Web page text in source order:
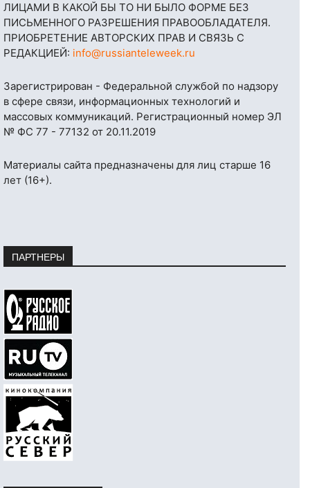
ЛИЦАМИ В КАКОЙ БЫ ТО НИ БЫЛО ФОРМЕ БЕЗ
ПИСЬМЕННОГО РАЗРЕШЕНИЯ ПРАВООБЛАДАТЕЛЯ.
ПРИОБРЕТЕНИЕ АВТОРСКИХ ПРАВ И СВЯЗЬ С
РЕДАКЦИЕЙ: info@russianteleweek.ru
Зарегистрирован - Федеральной службой по надзору
в сфере связи, информационных технологий и
массовых коммуникаций. Регистрационный номер ЭЛ
№ ФС 77 - 77132 от 20.11.2019
Материалы сайта предназначены для лиц старше 16
лет (16+).
ПАРТНЕРЫ